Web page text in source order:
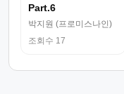
Part.6
박지원 (프로미스나인)
조회수 17